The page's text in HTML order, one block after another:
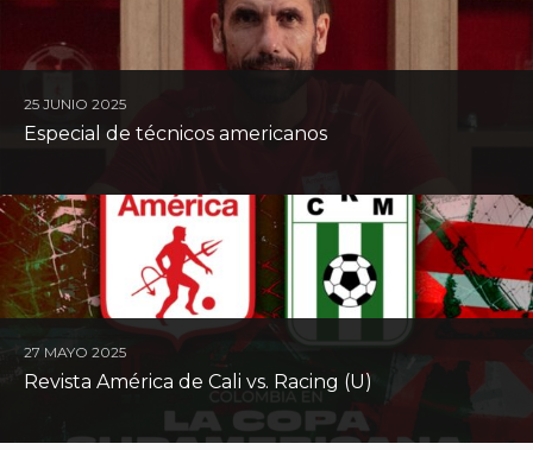
25 JUNIO 2025
Especial de técnicos americanos
27 MAYO 2025
Revista América de Cali vs. Racing (U)